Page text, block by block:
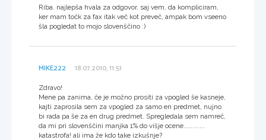
Riba. najlepša hvala za odgovor, saj vem, da kompliciram,
ker mam točk za fax itak več kot preveč, ampak bom vseeno
šla pogledat to mojo slovenščino :)
MIKE222 18.07.2010, 11:51
Zdravo!
Mene pa zanima, če je možno prositi za vpogled še kasneje,
kajti zaprosila sem za vpogled za samo en predmet, nujno
bi rada pa še za en drug predmet. Spregledala sem namreč,
da mi pri slovenščini manjka 1% do višje ocene............
katastrofa! ali ima že kdo take izkušnje?